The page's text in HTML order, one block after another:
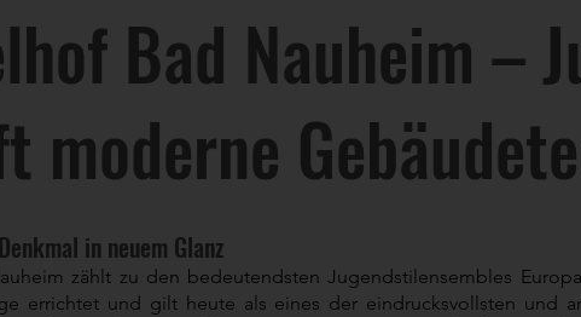
Bad Nauheim –
moderne
in neuem Glanz
zählt zu den bedeutendsten Jugendstilensembles
errichtet und gilt heute als eines der eindrucksvollsten und